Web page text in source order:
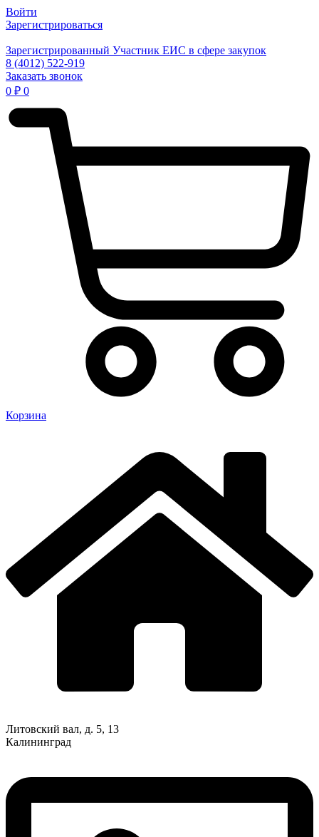
Войти
Зарегистрироваться
Зарегистрированный Участник ЕИС в сфере закупок
8 (4012) 522-919
Заказать звонок
0 ₽ 0
Корзина
Литовский вал, д. 5, 13
Калининград